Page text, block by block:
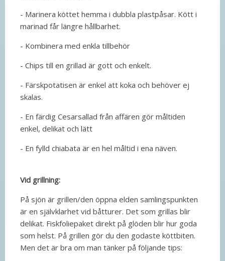
- Marinera köttet hemma i dubbla plastpåsar. Kött i
marinad får längre hållbarhet.
- Kombinera med enkla tillbehör
- Chips till en grillad är gott och enkelt.
- Färskpotatisen är enkel att koka och behöver ej
skalas.
- En färdig Cesarsallad från affären gör måltiden
enkel, delikat och lätt
- En fylld chiabata är en hel måltid i ena näven.
Vid grillning:
På sjön är grillen/den öppna elden samlingspunkten
är en självklarhet vid båtturer. Det som grillas blir
delikat. Fiskfoliepaket direkt på glöden blir hur goda
som helst. På grillen gör du den godaste köttbiten.
Men det är bra om man tänker på följande tips: